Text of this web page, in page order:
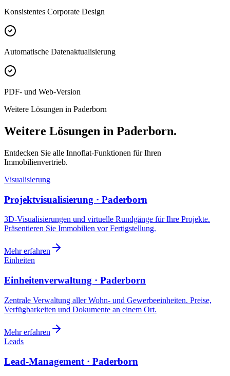
Konsistentes Corporate Design
Automatische Datenaktualisierung
PDF- und Web-Version
Weitere Lösungen in Paderborn
Weitere Lösungen in Paderborn.
Entdecken Sie alle Innoflat-Funktionen für Ihren
Immobilienvertrieb.
Visualisierung
Projektvisualisierung · Paderborn
3D-Visualisierungen und virtuelle Rundgänge für Ihre Projekte.
Präsentieren Sie Immobilien vor Fertigstellung.
Mehr erfahren
Einheiten
Einheitenverwaltung · Paderborn
Zentrale Verwaltung aller Wohn- und Gewerbeeinheiten. Preise,
Verfügbarkeiten und Dokumente an einem Ort.
Mehr erfahren
Leads
Lead-Management · Paderborn